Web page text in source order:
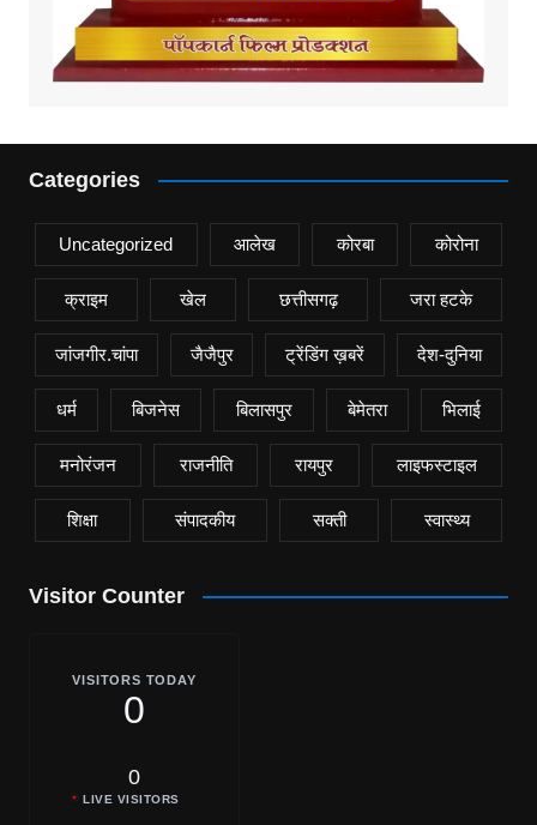
Categories
Uncategorized आलेख कोरबा कोरोना
क्राइम खेल छत्तीसगढ़ जरा हटके
जांजगीर.चांपा जैजैपुर ट्रेंडिंग ख़बरें देश-दुनिया
धर्म बिजनेस बिलासपुर बेमेतरा भिलाई
मनोरंजन राजनीति रायपुर लाइफस्टाइल
शिक्षा संपादकीय सक्ती स्वास्थ्य
Visitor Counter
VISITORS TODAY
0
0
LIVE VISITORS